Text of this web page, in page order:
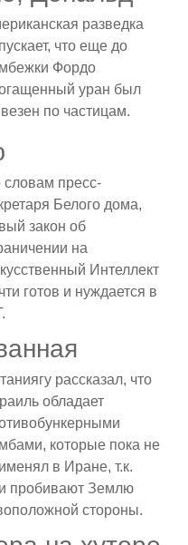
разведка
что еще до
Фордо
уран был
по частицам.
словам пресс-
Белого дома,
закон об
на
Интеллект
готов и нуждается в
рассказал, что
обладает
которые пока не
в Иране, т.к.
пробивают Землю
стороны.